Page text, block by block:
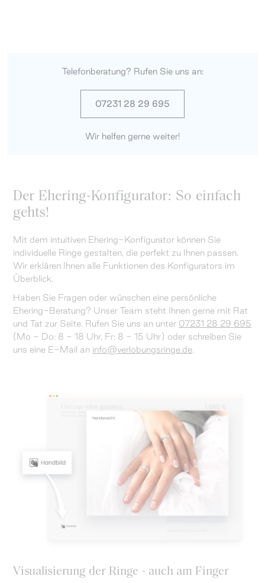
Telefonberatung? Rufen Sie uns an:
07231 28 29 695
Wir helfen gerne weiter!
Der Ehering-Konfigurator: So einfach
gehts!
Mit dem intuitiven Ehering-Konfigurator können Sie
individuelle Ringe gestalten, die perfekt zu Ihnen passen.
Wir erklären Ihnen alle Funktionen des Konfigurators im
Überblick.
Haben Sie Fragen oder wünschen eine persönliche
Ehering-Beratung? Unser Team steht Ihnen gerne mit Rat
und Tat zur Seite. Rufen Sie uns an unter 07231 28 29 695
(Mo - Do: 8 - 18 Uhr, Fr: 8 - 15 Uhr) oder schreiben Sie
uns eine E-Mail an info@verlobungsringe.de.
Visualisierung der Ringe - auch am Finger